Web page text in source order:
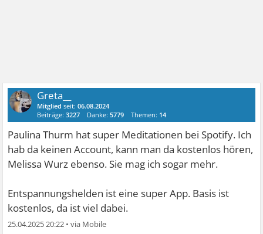
Greta__
Mitglied seit:06.08.2024
Beiträge:3227 Danke:5779 Themen: 14
Paulina Thurm hat super Meditationen bei Spotify. Ich
hab da keinen Account, kann man da kostenlos hören,
Melissa Wurz ebenso. Sie mag ich sogar mehr.
Entspannungshelden ist eine super App. Basis ist
kostenlos, da ist viel dabei.
25.04.2025 20:22 •